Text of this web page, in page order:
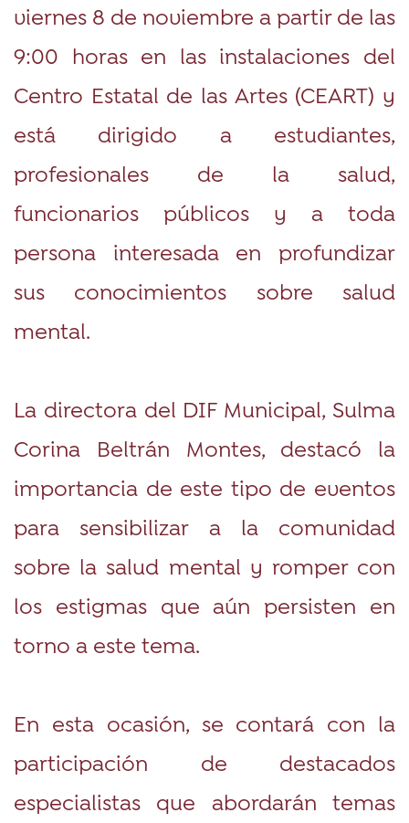
viernes 8 de noviembre a partir de las
9:00 horas en las instalaciones del
Centro Estatal de las Artes (CEART) y
está dirigido a estudiantes,
profesionales de la salud,
funcionarios públicos y a toda
persona interesada en profundizar
sus conocimientos sobre salud
mental.
La directora del DIF Municipal, Sulma
Corina Beltrán Montes, destacó la
importancia de este tipo de eventos
para sensibilizar a la comunidad
sobre la salud mental y romper con
los estigmas que aún persisten en
torno a este tema.
En esta ocasión, se contará con la
participación de destacados
especialistas que abordarán temas